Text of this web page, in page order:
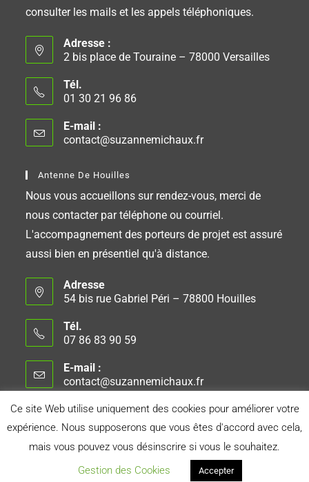
consulter les mails et les appels téléphoniques.
Adresse :
2 bis place de Touraine – 78000 Versailles
Tél.
01 30 21 96 86
E-mail :
contact@suzannemichaux.fr
Antenne De Houilles
Nous vous accueillons sur rendez-vous, merci de
nous contacter par téléphone ou courriel.
L'accompagnement des porteurs de projet est assuré
aussi bien en présentiel qu'à distance.
Adresse
54 bis rue Gabriel Péri – 78800 Houilles
Tél.
07 86 83 90 59
E-mail :
contact@suzannemichaux.fr
Conseil d’Administration
Mentions Légales
Orange Solidarité
Ce site Web utilise uniquement des cookies pour améliorer votre
expérience. Nous supposerons que vous êtes d'accord avec cela,
mais vous pouvez vous désinscrire si vous le souhaitez.
Gestion des Cookies
Accepter